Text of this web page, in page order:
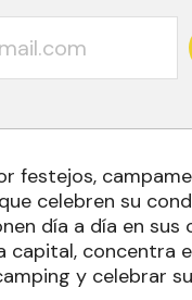
festejos,
celebren su
día a día en sus
concentra
y celebrar